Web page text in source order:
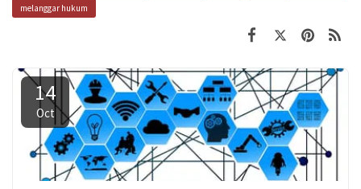
melanggar hukum
14
Oct